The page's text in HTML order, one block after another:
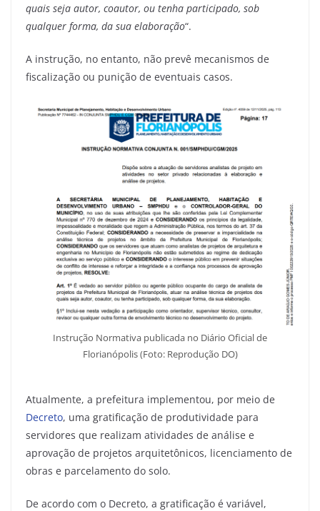
quais seja autor, coautor, ou tenha participado, sob
qualquer forma, da sua elaboração“.
A instrução, no entanto, não prevê mecanismos de
fiscalização ou punição de eventuais casos.
Instrução Normativa publicada no Diário Oficial de
Florianópolis (Foto: Reprodução DO)
Atualmente, a prefeitura implementou, por meio de
Decreto, uma gratificação de produtividade para
servidores que realizam atividades de análise e
aprovação de projetos arquitetônicos, licenciamento de
obras e parcelamento do solo.
De acordo com o Decreto, a gratificação é variável,